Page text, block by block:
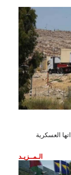
العسكرية
الـمــزيـد